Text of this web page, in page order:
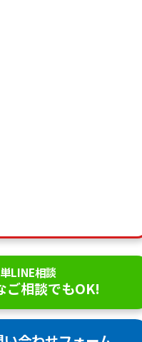
LINE相談
ご相談でもOK!